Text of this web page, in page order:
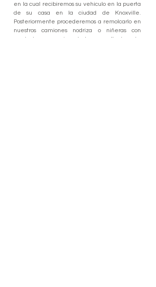
en la cual recibiremos su vehiculo en la puerta
de su casa en la ciudad de Knoxville.
Posteriormente procederemos a remolcarlo en
nuestros camiones nodriza o niñeras con
conductores experimentados - para finalmente